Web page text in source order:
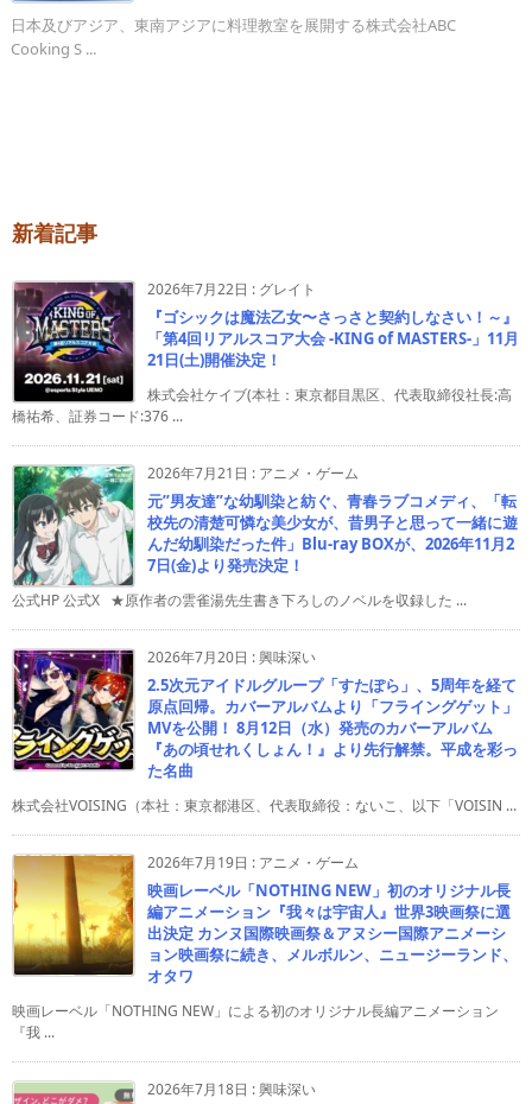
日本及びアジア、東南アジアに料理教室を展開する株式会社ABC
Cooking S ...
新着記事
2026年7月22日 : グレイト
『ゴシックは魔法乙女〜さっさと契約しなさい！～』
「第4回リアルスコア大会 -KING of MASTERS-」11月
21日(土)開催決定！
株式会社ケイブ(本社：東京都目黒区、代表取締役社長:高
橋祐希、証券コード:376 ...
2026年7月21日 : アニメ・ゲーム
元”男友達”な幼馴染と紡ぐ、青春ラブコメディ、「転
校先の清楚可憐な美少女が、昔男子と思って一緒に遊
んだ幼馴染だった件」Blu-ray BOXが、2026年11月2
7日(金)より発売決定！
公式HP 公式X ★原作者の雲雀湯先生書き下ろしのノベルを収録した ...
2026年7月20日 :興味深い
2.5次元アイドルグループ「すたぽら」、5周年を経て
原点回帰。カバーアルバムより「フライングゲット」
MVを公開！ 8月12日（水）発売のカバーアルバム
『あの頃せれくしょん！』より先行解禁。平成を彩っ
た名曲
株式会社VOISING（本社：東京都港区、代表取締役：ないこ、以下「VOISIN ...
2026年7月19日 : アニメ・ゲーム
映画レーベル「NOTHING NEW」初のオリジナル長
編アニメーション『我々は宇宙人』世界3映画祭に選
出決定 カンヌ国際映画祭＆アヌシー国際アニメーシ
ョン映画祭に続き、メルボルン、ニュージーランド、
オタワ
映画レーベル「NOTHING NEW」による初のオリジナル長編アニメーション
『我 ...
2026年7月18日 :興味深い